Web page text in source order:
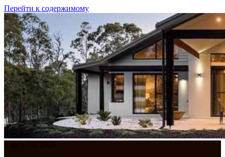
Перейти к содержимому
6 августа, 2026